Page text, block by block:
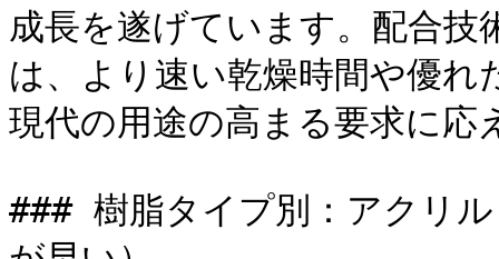
成長を遂げています。配合
は、より速い乾燥時間や優れ
現代の用途の高まる要求に応
### 樹脂タイプ別：アクリ